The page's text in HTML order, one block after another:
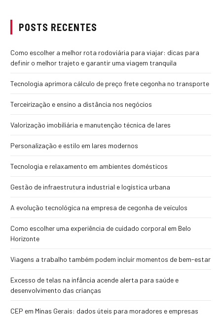
POSTS RECENTES
Como escolher a melhor rota rodoviária para viajar: dicas para
definir o melhor trajeto e garantir uma viagem tranquila
Tecnologia aprimora cálculo de preço frete cegonha no transporte
Terceirização e ensino a distância nos negócios
Valorização imobiliária e manutenção técnica de lares
Personalização e estilo em lares modernos
Tecnologia e relaxamento em ambientes domésticos
Gestão de infraestrutura industrial e logística urbana
A evolução tecnológica na empresa de cegonha de veículos
Como escolher uma experiência de cuidado corporal em Belo
Horizonte
Viagens a trabalho também podem incluir momentos de bem-estar
Excesso de telas na infância acende alerta para saúde e
desenvolvimento das crianças
CEP em Minas Gerais: dados úteis para moradores e empresas